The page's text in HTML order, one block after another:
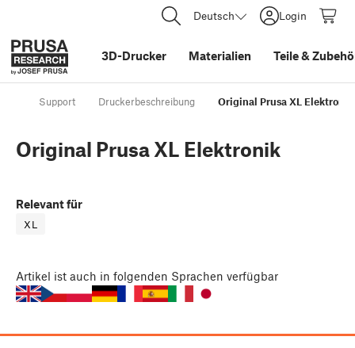
Deutsch Login
3D-Drucker Materialien Teile&
Support Druckerbeschreibung Original Prusa XL Elektronik
Original Prusa XL Elektronik
Relevant für
XL
Artikel ist auch in folgenden Sprachen verfügbar